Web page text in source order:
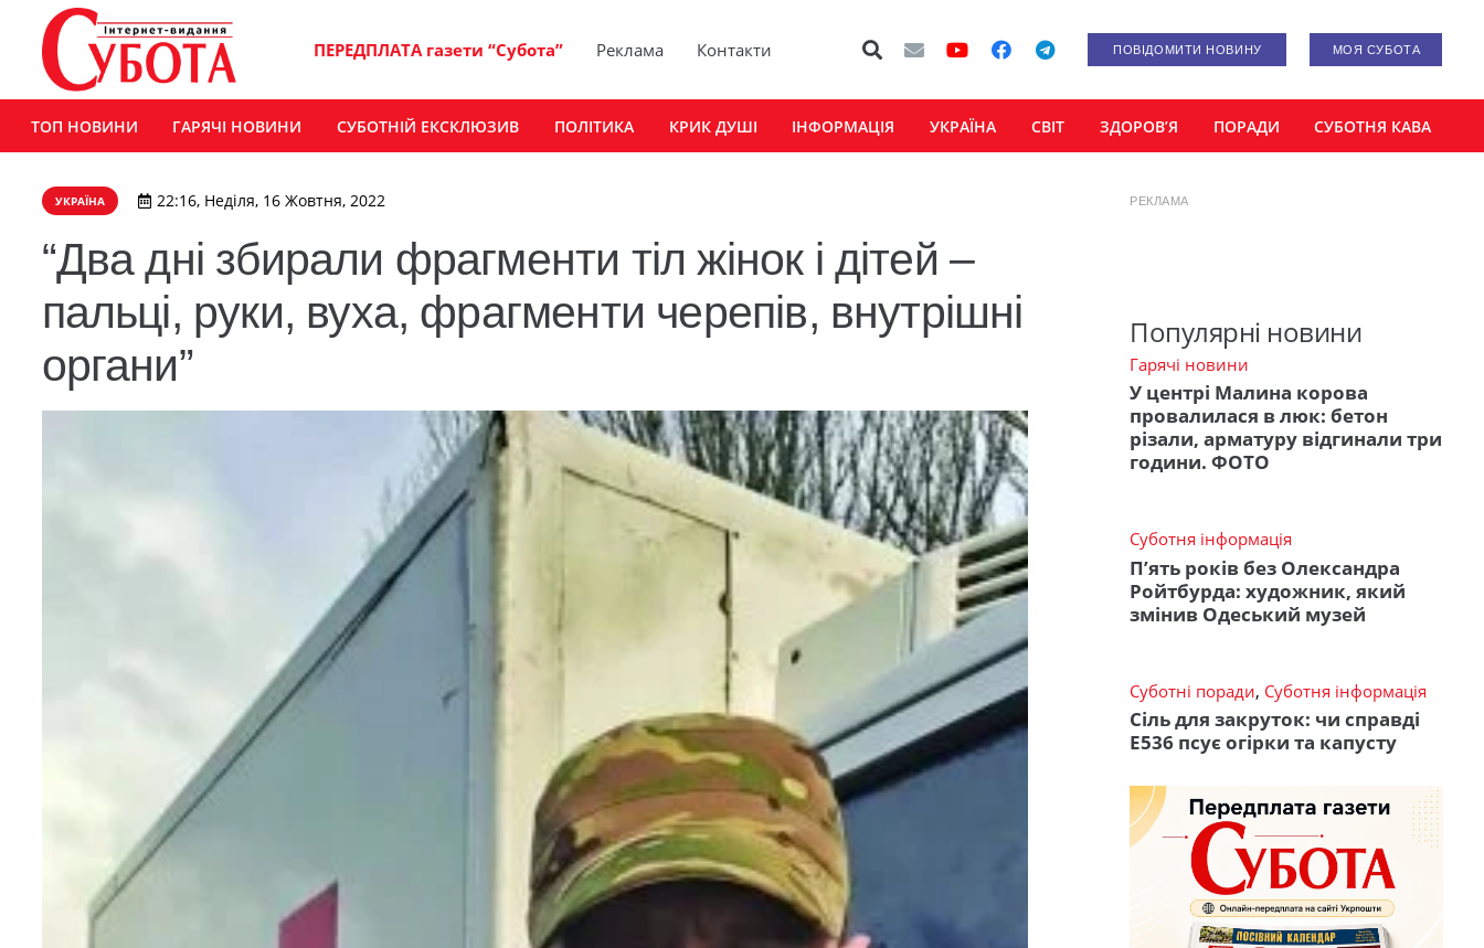
ПЕРЕДПЛАТА газети “Субота” Реклама Контакти ПОВІДОМИТИ НОВИНУ МОЯ СУБОТА
ТОП НОВИНИ ГАРЯЧІ НОВИНИ СУБОТНІЙ ЕКСКЛЮЗИВ ПОЛІТИКА КРИК ДУШІ ІНФОРМАЦІЯ УКРАЇНА СВІТ ЗДОРОВ’Я ПОРАДИ СУБОТНЯ КАВА
УКРАЇНА 22:16, Неділя, 16 Жовтня, 2022
“Два дні збирали фрагменти тіл жінок і дітей –
пальці, руки, вуха, фрагменти черепів, внутрішні
органи”
РЕКЛАМА
Популярні новини
Гарячі новини
У центрі Малина корова
провалилася в люк: бетон
різали, арматуру відгинали три
години. ФОТО
Суботня інформація
П’ять років без Олександра
Ройтбурда: художник, який
змінив Одеський музей
Суботні поради, Суботня інформація
Сіль для закруток: чи справді
Е536 псує огірки та капусту